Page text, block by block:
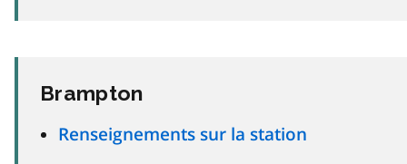
Brampton
Renseignements sur la station